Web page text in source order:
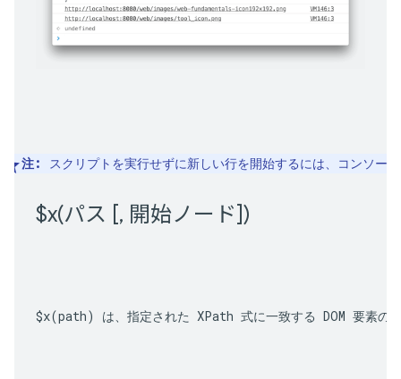
注: スクリプトを実行せずに新しい行を開始するには、コンソー
$x(パス [, 開始ノード])
$x(path) は、指定された XPath 式に一致する DOM 要素の